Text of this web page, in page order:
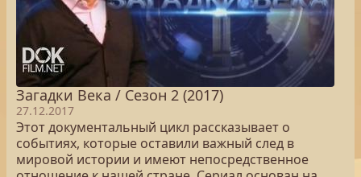
Загадки Века / Сезон 2 (2017)
27.12.2017
Этот документальный цикл рассказывает о
событиях, которые оставили важный след в
мировой истории и имеют непосредственное